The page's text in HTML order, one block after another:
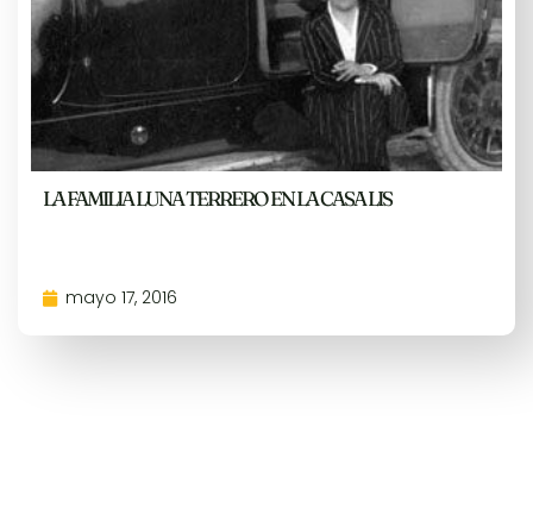
LA FAMILIA LUNA TERRERO EN LA CASA LIS
mayo 17, 2016